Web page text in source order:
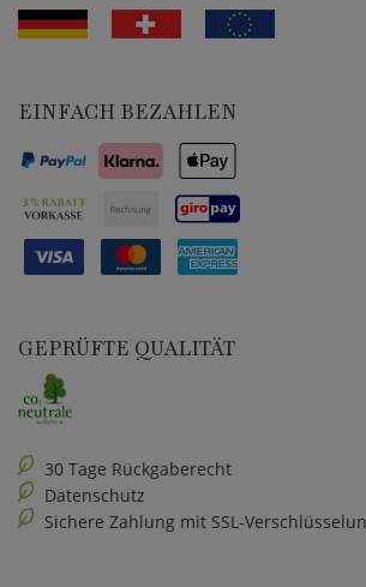
EINFACH BEZAHLEN
GEPRÜFTE QUALITÄT
30 Tage Rückgaberecht
Datenschutz
Sichere Zahlung mit SSL-